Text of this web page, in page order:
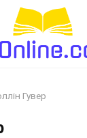
Гувер